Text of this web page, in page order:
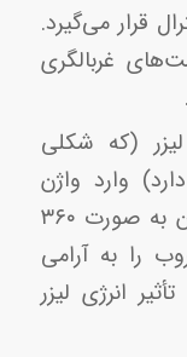
قرار می‌گیرد.
غربالگری
(که شکلی
وارد واژن
شده و انرژی در دیواره‌های واژن به صورت ۳۶۰
را به آرامی
انرژی لیزر